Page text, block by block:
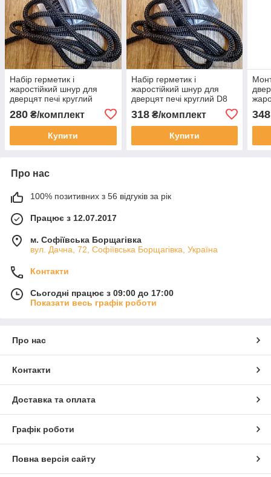
Набір герметик і
жаростійкий шнур для
дверцят печі круглий
280 ₴/комплект
Купити
Набір герметик і
жаростійкий шнур для
дверцят печі круглий D8
318₴/комплект
Купити
348
Про нас
100% позитивних з 56 відгуків за рік
Працює з 12.07.2017
м. Софіївська Борщагівка
вул. Дачна, 72, Софіївська Борщагівка, Україна
Контакти
Сьогодні працює з 09:00 до 17:00
Показати весь графік роботи
Про нас
Контакти
Доставка та оплата
Графік роботи
Повна версія сайту